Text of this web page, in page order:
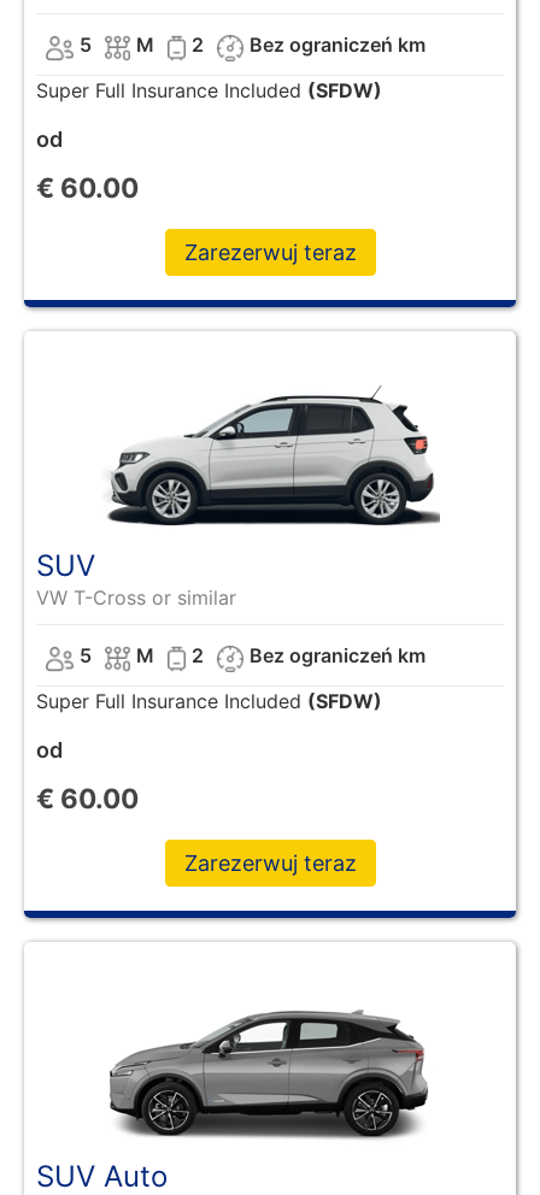
5 M 2
Bez ograniczeń km
Super Full Insurance Included (SFDW)
od
€ 60.00
Zarezerwuj teraz
SUV
VW T-Cross or similar
5 M 2
Bez ograniczeń km
Super Full Insurance Included (SFDW)
od
€ 60.00
Zarezerwuj teraz
SUV Auto